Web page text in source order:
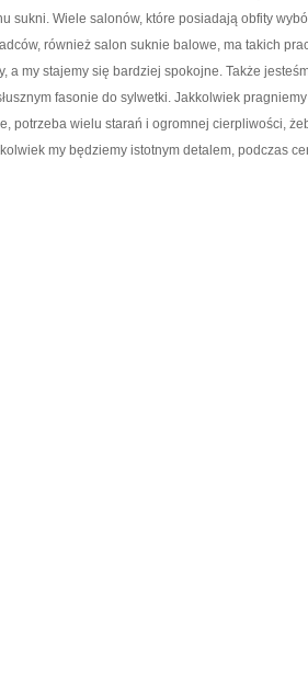
sukni. Wiele salonów, które posiadają obfity
również salon suknie balowe, ma takich
a my stajemy się bardziej spokojne. Także
fasonie do sylwetki. Jakkolwiek
potrzeba wielu starań i ogromnej cierpliwości,
my będziemy istotnym detalem, podczas